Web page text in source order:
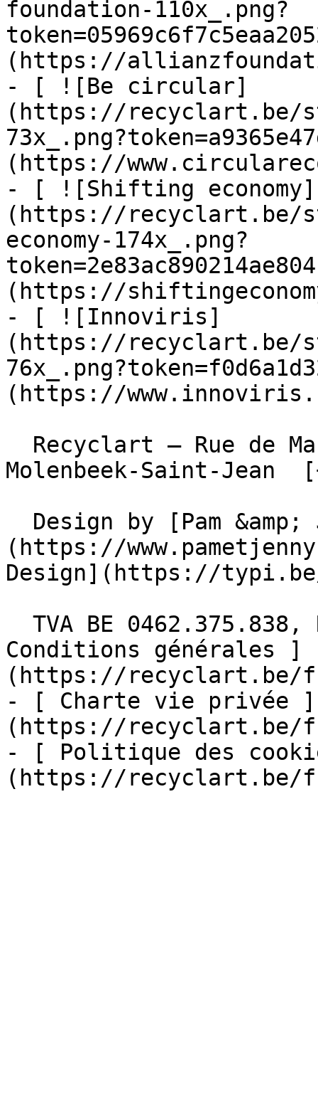
foundation-110x_.png?
(https://
- [ ![Be circular]
(https://recyclart.be/
(https://
- [ ![Shifting economy]
(https://recyclart.be/
economy-174x_.png?
(https://
- [ ![Innoviris]
(https://recyclart.be/
(https://
Molenbeek-Saint-
(https://
Design](https://
Conditions générales ]
(https://recyclart.be/
- [ Charte vie privée ]
(https://recyclart.be/
- [ Politique des